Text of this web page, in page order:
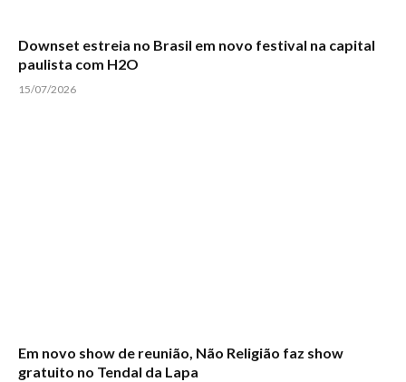
Downset estreia no Brasil em novo festival na capital
paulista com H2O
15/07/2026
Em novo show de reunião, Não Religião faz show
gratuito no Tendal da Lapa